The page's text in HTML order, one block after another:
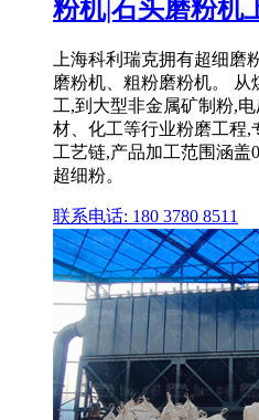
粉机|石头磨粉机
上海科利瑞克拥有超细
磨粉机、粗粉磨粉机。
工,到大型非金属矿制粉,
材、化工等行业粉磨工程,
工艺链,产品加工范围涵盖
超细粉。
联系电话: 180 3780 8511